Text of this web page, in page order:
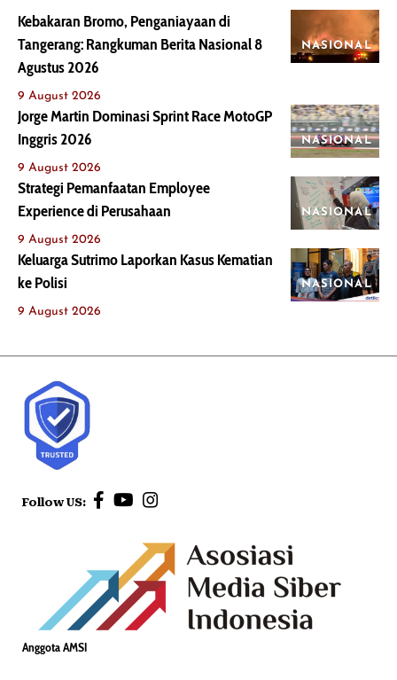
NASIONAL
Kebakaran Bromo, Penganiayaan di
Tangerang: Rangkuman Berita Nasional 8
Agustus 2026
9 August 2026
NASIONAL
Jorge Martin Dominasi Sprint Race MotoGP
Inggris 2026
9 August 2026
NASIONAL
Strategi Pemanfaatan Employee
Experience di Perusahaan
9 August 2026
NASIONAL
Keluarga Sutrimo Laporkan Kasus Kematian
ke Polisi
9 August 2026
Follow US:
Anggota AMSI